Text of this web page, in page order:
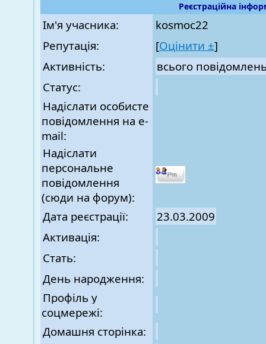
Реєстраційна
Ім'я учасника:
kosmoc22
Репутація:
[Оцінити ±]
Активність:
всього
Статус:
Надіслати особисте
повідомлення на e-
mail:
Надіслати
персональне
повідомлення
(сюди на форум):
Дата реєстрації:
23.03.2009
Активація:
Стать:
День народження:
Профіль у
соцмережі:
Домашня сторінка: